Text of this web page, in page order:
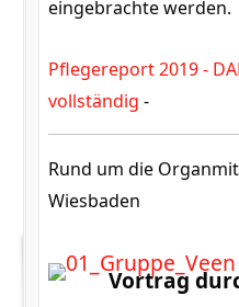
eingebrachte werden.
Pflegereport 2019 -
vollständig -
Rund um die
Wiesbaden
Vortrag